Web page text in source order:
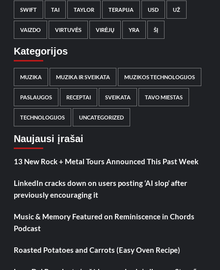
SWIFT TAI TAYLOR TERAPIJA USD UŽ
VAIZDO VIRTUVĖS VIRĖJŲ YRA ŠĮ
Kategorijos
MUZIKA MUZIKA IR SVEIKATA MUZIKOS TECHNOLOGIJOS
PASLAUGOS RECEPTAI SVEIKATA TAVO MIESTAS
TECHNOLOGIJOS UNCATEGORIZED
Naujausi įrašai
13 New Rock + Metal Tours Announced This Past Week
LinkedIn cracks down on users posting ‘AI slop’ after
previously encouraging it
Music & Memory Featured on Reminiscence in Chords
Podcast
Roasted Potatoes and Carrots (Easy Oven Recipe)